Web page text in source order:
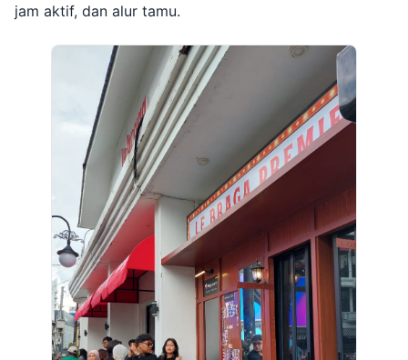
jam aktif, dan alur tamu.